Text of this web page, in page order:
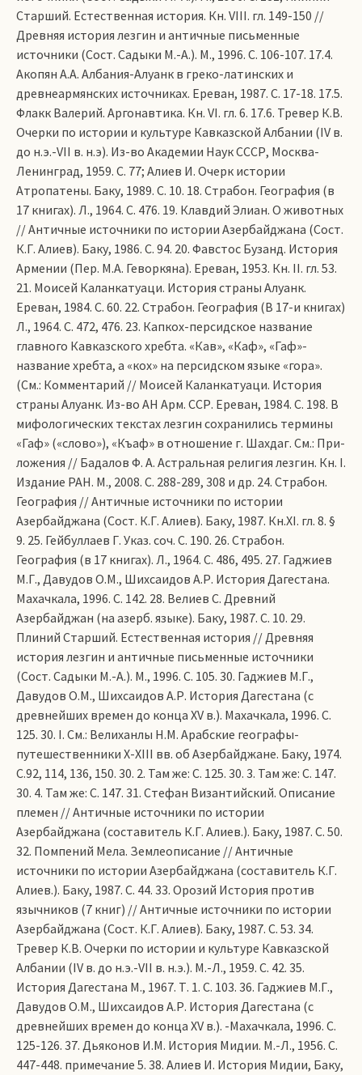
Старший. Естест­венная история. Кн. VIII. гл. 149-150 //
Древняя история лезгин и античные письменные
источники (Сост. Садыки М.-А.). М., 1996. С. 106-107. 17.4.
Акопян А.А. Албания-Алуанк в греко-латинских и
древнеармянских источниках. Ереван, 1987. С. 17-18. 17.5.
Флакк Валерий. Аргонавтика. Кн. VI. гл. 6. 17.6. Тревер К.В.
Очерки по истории и культуре Кавказской Албании (IV в.
до н.э.-VII в. н.э). Из-во Академии Наук СССР, Москва-
Ленинград, 1959. С. 77; Алиев И. Очерк истории
Атропатены. Баку, 1989. С. 10. 18. Страбон. География (в
17 книгах). Л., 1964. С. 476. 19. Клавдий Элиан. О животных
// Античные источники по истории Азербайджана (Сост.
К.Г. Алиев). Баку, 1986. С. 94. 20. Фавстос Бузанд. История
Армении (Пер. М.А. Геворкяна). Ереван, 1953. Кн. II. гл. 53.
21. Моисей Каланкатуаци. История страны Алуанк.
Ереван, 1984. С. 60. 22. Страбон. География (В 17-и книгах)
Л., 1964. С. 472, 476. 23. Капкох-персидское название
главного Кавказского хребта. «Кав», «Каф», «Гаф»-
название хребта, а «кох» на персидском языке «гора».
(См.: Комментарий // Моисей Каланкатуаци. История
страны Алуанк. Из-во АН Арм. ССР. Ереван, 1984. С. 198. В
мифологических текстах лезгин сохранились термины
«Гаф» («сло­во»), «Къаф» в отношение г. Шахдаг. См.: При­-
ложения // Бадалов Ф. А. Астральная религия лезгин. Кн. I.
Издание РАН. М., 2008. С. 288-289, 308 и др. 24. Страбон.
География // Античные источники по истории
Азербайджана (Сост. К.Г. Алиев). Баку, 1987. Кн.ХI. гл. 8. §
9. 25. Гейбуллаев Г. Указ. соч. С. 190. 26. Страбон.
География (в 17 книгах). Л., 1964. С. 486, 495. 27. Гаджиев
М.Г., Давудов О.М., Шихсаидов А.Р. История Дагестана.
Махачкала, 1996. С. 142. 28. Велиев С. Древний
Азербайджан (на азерб. языке). Баку, 1987. С. 10. 29.
Плиний Старший. Естественная история // Древняя
история лезгин и античные письменные источники
(Сост. Садыки М.-А.). М., 1996. С. 105. 30. Гаджиев М.Г.,
Давудов О.М., Шихсаидов А.Р. История Дагестана (с
древнейших времен до конца ХV в.). Махачкала, 1996. С.
125. 30. I. См.: Велиханлы Н.М. Арабские географы-
путешественники Х-ХIII вв. об Азербайджане. Баку, 1974.
С.92, 114, 136, 150. 30. 2. Там же: С. 125. 30. 3. Там же: С. 147.
30. 4. Там же: С. 147. 31. Стефан Византийский. Описание
племен // Античные источники по истории
Азербайджана (составитель К.Г. Алиев.). Баку, 1987. С. 50.
32. Помпений Мела. Землеописание // Античные
источники по истории Азербайджана (составитель К.Г.
Алиев.). Баку, 1987. С. 44. 33. Орозий История против
язычников (7 книг) // Античные источники по истории
Азербайджана (Сост. К.Г. Алиев). Баку, 1987. С. 53. 34.
Тревер К.В. Очерки по истории и культуре Кавказской
Албании (IV в. до н.э.-VII в. н.э.). М.-Л., 1959. С. 42. 35.
История Дагестана М., 1967. Т. 1. С. 103. 36. Гаджиев М.Г.,
Давудов О.М., Шихсаидов А.Р. История Дагестана (с
древнейших времен до конца ХV в.). -Махачкала, 1996. С.
125-126. 37. Дьяконов И.М. История Мидии. М.-Л., 1956. С.
447-448. примечание 5. 38. Алиев И. История Мидии, Баку,